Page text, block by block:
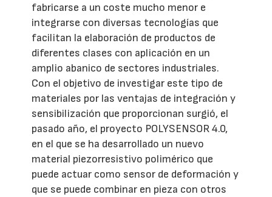
fabricarse a un coste mucho menor e
integrarse con diversas tecnologías que
facilitan la elaboración de productos de
diferentes clases con aplicación en un
amplio abanico de sectores industriales.
Con el objetivo de investigar este tipo de
materiales por las ventajas de integración y
sensibilización que proporcionan surgió, el
pasado año, el proyecto POLYSENSOR 4.0,
en el que se ha desarrollado un nuevo
material piezorresistivo polimérico que
puede actuar como sensor de deformación y
que se puede combinar en pieza con otros